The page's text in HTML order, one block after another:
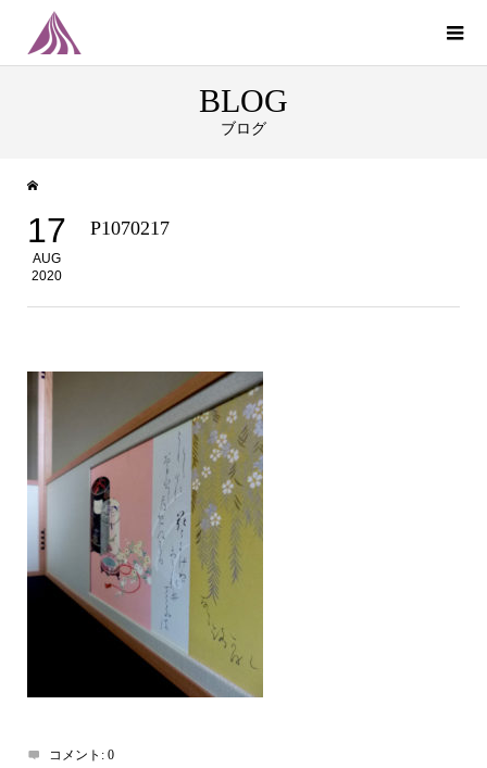
BLOG
ブログ
17
AUG
2020
P1070217
コメント: 0